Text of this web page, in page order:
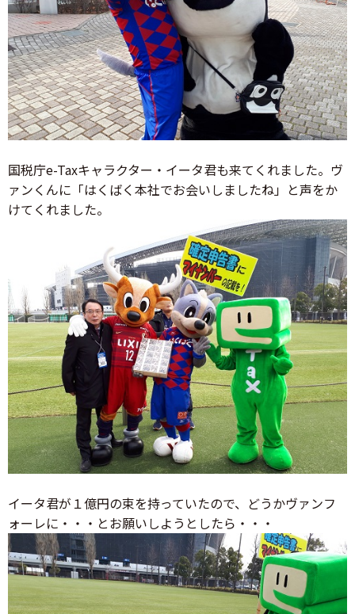
国税庁e-Taxキャラクター・イータ君も来てくれました。ヴ
ァンくんに「はくばく本社でお会いしましたね」と声をか
けてくれました。
イータ君が１億円の束を持っていたので、どうかヴァンフ
ォーレに・・・とお願いしようとしたら・・・